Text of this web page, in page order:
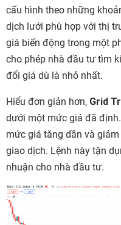
cấu hình theo những
dịch lưới phù hợp với thị
giá biến động trong một
cho phép nhà đầu tư tìm
đổi giá dù là nhỏ nhất.
Hiểu đơn giản hơn, Grid
dưới một mức giá đã
mức giá tăng dần và
giao dịch. Lệnh này tận
nhuận cho nhà đầu tư.